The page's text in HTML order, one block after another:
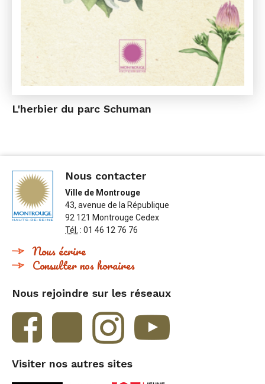
L'herbier du parc Schuman
Nous contacter
Ville de Montrouge
43, avenue de la République
92 121 Montrouge Cedex
Tél.
: 01 46 12 76 76
Nous écrire
Consulter nos horaires
Nous rejoindre sur les réseaux
Visiter nos autres sites